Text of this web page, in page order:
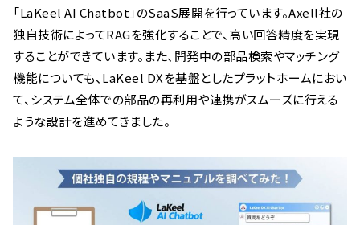
「LaKeel AI Chatbot」のSaaS展開を行っています。Axell社の
独自技術によってRAGを強化することで、高い回答精度を実現
することができています。また、開発中の部品検索やマッチング
機能についても、LaKeel DXを基盤としたプラットホームにおい
て、システム全体での部品の再利用や連携がスムーズに行える
ような設計を進めてきました。